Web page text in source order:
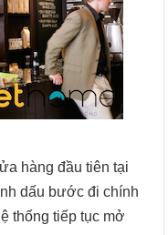
hàng đầu tiên tại
dấu bước đi chính
thống tiếp tục mở